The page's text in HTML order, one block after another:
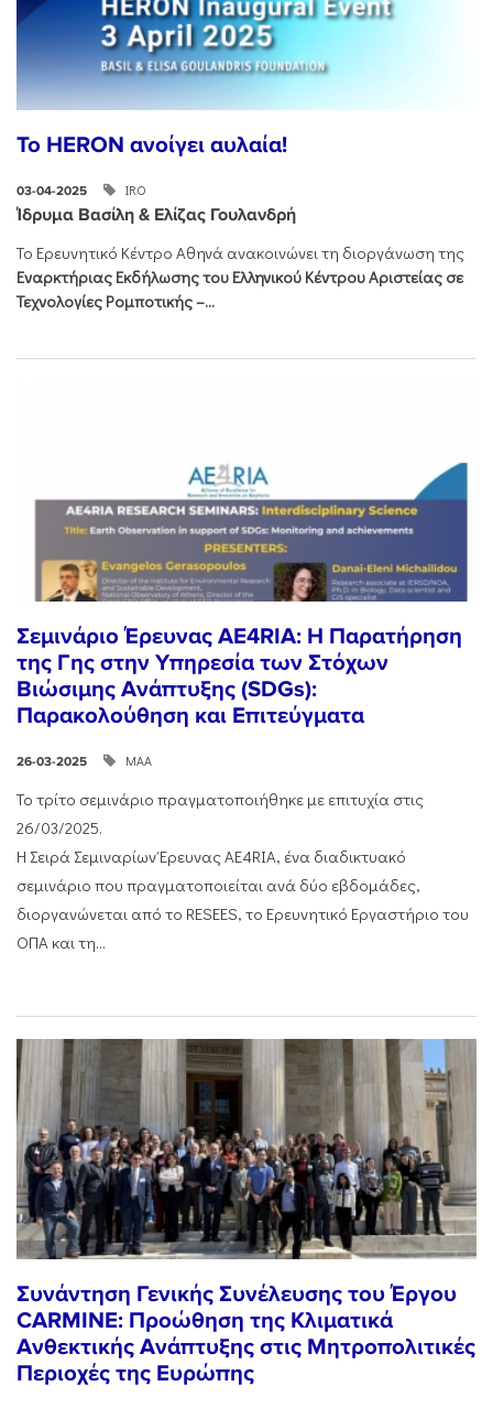
To HERON ανοίγει αυλαία!
03-04-2025 IRO
Ίδρυμα Βασίλη & Ελίζας Γουλανδρή
Το Ερευνητικό Κέντρο Αθηνά ανακοινώνειτη διοργάνωση της
Εναρκτήριας Εκδήλωσης του Ελληνικού Κέντρου Αριστείας σε
Τεχνολογίες Ρομποτικής –...
Σεμινάριο Έρευνας AE4RIA: Η Παρατήρηση
της Γης στην Υπηρεσία των Στόχων
Βιώσιμης Ανάπτυξης (SDGs):
Παρακολούθηση και Επιτεύγματα
26-03-2025 ΜΑΑ
Το τρίτο σεμινάριο πραγματοποιήθηκε με επιτυχία στις
26/03/2025.
Η Σειρά Σεμιναρίων Έρευνας AE4RIA, ένα διαδικτυακό
σεμινάριο που πραγματοποιείται ανά δύο εβδομάδες,
διοργανώνεται από το RESEES, το Ερευνητικό Εργαστήριο του
ΟΠΑ και τη...
Συνάντηση Γενικής Συνέλευσης του Έργου
CARMINE: Προώθηση της Κλιματικά
Ανθεκτικής Ανάπτυξης στις Μητροπολιτικές
Περιοχές της Ευρώπης